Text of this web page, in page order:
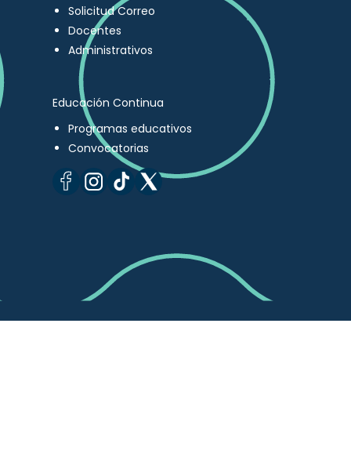
Solicitud Correo
Docentes
Administrativos
Educación Continua
Programas educativos
Convocatorias